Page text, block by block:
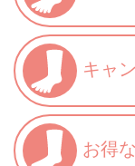
キャ
お得